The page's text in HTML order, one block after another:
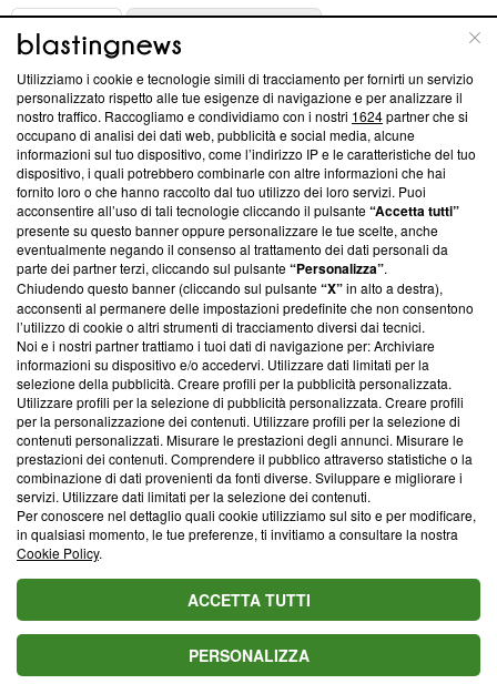
ABOUT
Questa sezione offre informazioni trasparenti su Blasting
News, sui nostri processi editoriali e su come ci impegniamo a
creare news di qualità. Inoltre, afferma la nostra aderenza a
‘Trust Project - News with Integrity’Blasting News non è
ancora membro del programma, ma ha richiesto di farne
parte; Trust Project non ha ancora effettuato una verifica di
conformità agli standard.
Su di noi
Team editoriale
Corporate
Redazione
Informativa Privacy
Cookie Policy
Blasting SA, IDI CHE-247.845.224, Via Carlo Frasca, 3 - 6900
Lugano (Svizzera) Tel:+39 0690258937
© 2026 Blasting News
Utilizziamo i cookie e tecnologie simili di tracciamento per fornirti un servizio
personalizzato rispetto alle tue esigenze di navigazione e per analizzare il
nostro traffico. Raccogliamo e condividiamo con i nostri 1624partner che si
occupano di analisi dei dati web, pubblicità e social media, alcune
informazioni sul tuo dispositivo, come l’indirizzo IP e le caratteristiche del tuo
dispositivo, i quali potrebbero combinarle con altre informazioni che hai
fornito loro o che hanno raccolto dal tuo utilizzo dei loro servizi. Puoi
acconsentire all’uso di tali tecnologie cliccando il pulsante“Accetta tutti”
presente su questo banner oppure personalizzare le tue scelte, anche
eventualmente negando il consenso al trattamento dei dati personali da
parte dei partner terzi, cliccando sul pulsante“Personalizza”.
Chiudendo questo banner (cliccando sul pulsante“X”in alto a destra),
acconsenti al permanere delle impostazioni predefinite che non consentono
l’utilizzo di cookie o altri strumenti di tracciamento diversi dai tecnici.
Noi e i nostri partner trattiamo i tuoi dati di navigazione per: Archiviare
informazioni su dispositivo e/o accedervi. Utilizzare dati limitati per la
selezione della pubblicità. Creare profili per la pubblicità personalizzata.
Utilizzare profili per la selezione di pubblicità personalizzata. Creare profili
per la personalizzazione dei contenuti. Utilizzare profili per la selezione di
contenuti personalizzati. Misurare le prestazioni degli annunci. Misurare le
prestazioni dei contenuti. Comprendere il pubblico attraverso statistiche o la
combinazione di dati provenienti da fonti diverse. Sviluppare e migliorare i
servizi. Utilizzare dati limitati per la selezione dei contenuti.
Per conoscere nel dettaglio quali cookie utilizziamo sul sito e per modificare,
in qualsiasi momento, le tue preferenze, ti invitiamo a consultare la nostra
Cookie Policy.
ACCETTA TUTTI
PERSONALIZZA